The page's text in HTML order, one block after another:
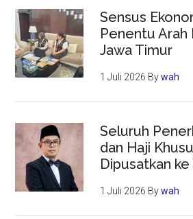
Sensus
Penentu Arah
Jawa Timur
1 Juli 2026 Bywah
Seluruh
dan Haji
Dipusatkan
1 Juli 2026 Bywah